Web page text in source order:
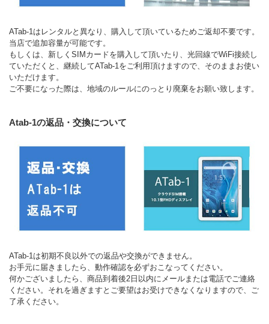
ATab-1はレンタルと異なり、購入して頂いているためご返却不要です。
当店で追加容量が可能です。
もしくは、新しくSIMカードを購入して頂いたり、光回線でWiFi接続し
ていただくと、継続してATab-1をご利用頂けますので、そのままお使い
いただけます。
ご不要になった際は、地域のルールにのっとり廃棄をお願い致します。
Atab-1の返品・交換について
ATab-1は初期不良以外での返品や交換ができません。
お手元に届きましたら、動作確認を必ずおこなってください。
何かございましたら、商品到着後2日以内にメールまたは電話でご連絡
ください。それを過ぎますとご要望はお受けできなくなりますので、ご
了承ください。